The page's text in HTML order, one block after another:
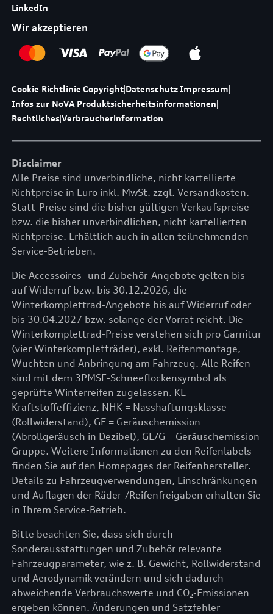
LinkedIn
Wir akzeptieren
Cookie Richtlinie|Copyright|Datenschutz|Impressum|
Infos zur NoVA|Produktsicherheitsinformationen|
Rechtliches|Verbraucherinformation
Disclaimer
Alle Preise sind unverbindliche, nicht kartellierte
Richtpreise in Euro inkl. MwSt. zzgl. Versandkosten.
Statt-Preise sind die bisher gültigen Verkaufspreise
bzw. die bisher unverbindlichen, nicht kartellierten
Richtpreise. Erhältlich auch in allen teilnehmenden
Service-Betrieben.
Die Accessoires- und Zubehör-Angebote gelten bis
auf Widerruf bzw. bis 30.12.2026, die
Winterkomplettrad-Angebote bis auf Widerruf oder
bis 30.04.2027 bzw. solange der Vorrat reicht. Die
Winterkomplettrad-Preise verstehen sich pro Garnitur
(vier Winterkompletträder), exkl. Reifenmontage,
Wuchten und Anbringung am Fahrzeug. Alle Reifen
sind mit dem 3PMSF-Schneeflockensymbol als
geprüfte Winterreifen zugelassen. KE =
Kraftstoffeffizienz, NHK = Nasshaftungsklasse
(Rollwiderstand), GE = Geräuschemission
(Abrollgeräusch in Dezibel), GE/G = Geräuschemission
Gruppe. Weitere Informationen zu den Reifenlabels
finden Sie auf den Homepages der Reifenhersteller.
Details zu Fahrzeugverwendungen, Einschränkungen
und Auflagen der Räder-/Reifenfreigaben erhalten Sie
in Ihrem Service-Betrieb.
Bitte beachten Sie, dass sich durch
Sonderausstattungen und Zubehör relevante
Fahrzeugparameter, wie z. B. Gewicht, Rollwiderstand
und Aerodynamik verändern und sich dadurch
abweichende Verbrauchswerte und CO₂-Emissionen
ergeben können. Änderungen und Satzfehler